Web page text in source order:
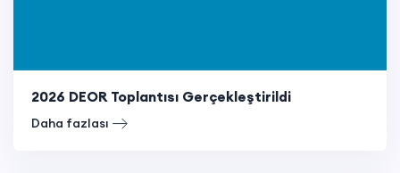
2026 DEOR Toplantısı Gerçekleştirildi
Daha fazlası